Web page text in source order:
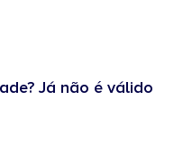
Já não é válido